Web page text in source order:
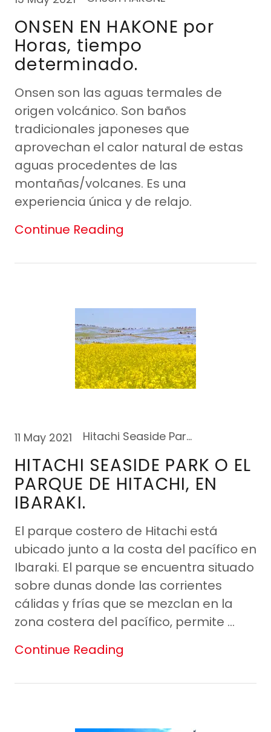
ONSEN EN HAKONE por
Horas, tiempo
determinado.
Onsen son las aguas termales de
origen volcánico. Son baños
tradicionales japoneses que
aprovechan el calor natural de estas
aguas procedentes de las
montañas/volcanes. Es una
experiencia única y de relajo.
Continue Reading
11 May 2021 Hitachi Seaside Park,Ibaraki
HITACHI SEASIDE PARK O EL
PARQUE DE HITACHI, EN
IBARAKI.
El parque costero de Hitachi está
ubicado junto a la costa del pacífico en
Ibaraki. El parque se encuentra situado
sobre dunas donde las corrientes
cálidas y frías que se mezclan en la
zona costera del pacífico, permite ...
Continue Reading